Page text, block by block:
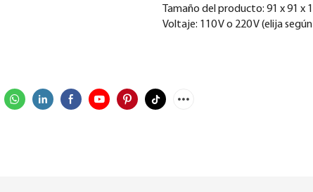
Tamaño del producto: 91 x 91 x
Voltaje: 110 V o 220 V (elija